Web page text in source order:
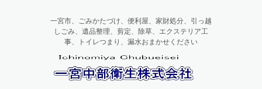
一宮市、ごみかたづけ、便利屋、家財処分、引っ越
しごみ、遺品整理、剪定、除草、エクステリア工
事、トイレつまり、漏水おまかせください